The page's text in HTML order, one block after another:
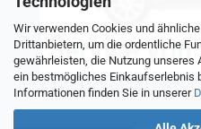
Wir verwenden Cookies und
Drittanbietern, um die ordentliche
gewährleisten, die Nutzung unseres
ein bestmögliches Einkaufserlebnis
Informationen finden Sie in unserer